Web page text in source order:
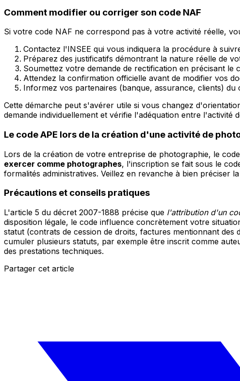
Comment modifier ou corriger son code NAF
Si votre code NAF ne correspond pas à votre activité réelle,
Contactez l'INSEE qui vous indiquera la procédure à
Préparez des justificatifs démontrant la nature réelle de
Soumettez votre demande de rectification en précisant le
Attendez la confirmation officielle avant de modifier vos
Informez vos partenaires (banque, assurance, clients) du
Cette démarche peut s'avérer utile si vous changez
demande individuellement et vérifie l'adéquation entre l'activité
Le code APE lors de la création d'une activité de
Lors de la création de votre entreprise de photographie, le
exercer comme photographes, l'inscription se fait sous le
formalités administratives. Veillez en revanche à bien
Précautions et conseils pratiques
L'article 5 du décret 2007-1888 précise que l'attribution d'un
disposition légale, le code influence concrètement votre
statut (contrats de cession de droits, factures mentionnant
cumuler plusieurs statuts, par exemple être inscrit comme
des prestations techniques.
Partager cet article